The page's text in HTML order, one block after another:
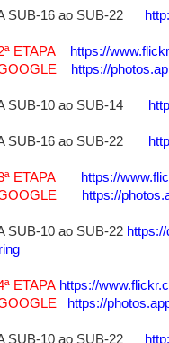
SUB-16 ao SUB-22
ETAPA
https://
https://
SUB-10 ao SUB-14
SUB-16 ao SUB-22
3ª ETAPA
https://
GOOGLE
https://
SUB-10 ao SUB-22
ETAPA https://
https://
SUB-10 ao SUB-22